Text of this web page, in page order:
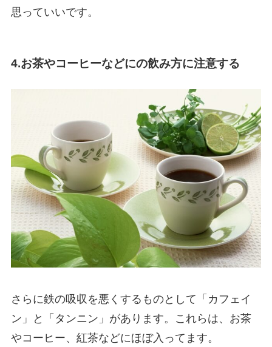
思っていいです。
4.お茶やコーヒーなどにの飲み方に注意する
さらに鉄の吸収を悪くするものとして「カフェイ
ン」と「タンニン」があります。これらは、お茶
やコーヒー、紅茶などにほぼ入ってます。